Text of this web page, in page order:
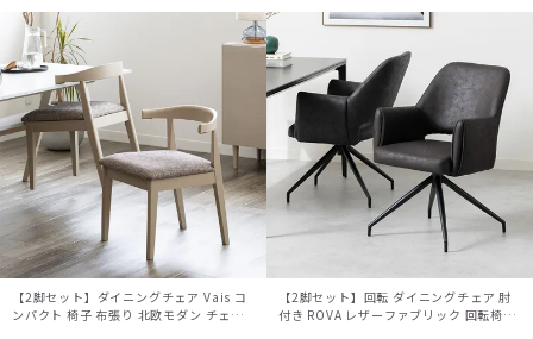
【2脚セット】ダイニングチェア Vais コ
ンパクト 椅子 布張り 北欧モダン チェア
【2脚セット】回転 ダイニングチェア 肘
付き ROVA レザーファブリック 回転椅子